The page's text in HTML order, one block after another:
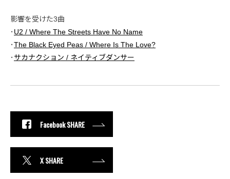
影響を受けた3曲
･ U2 / Where The Streets Have No Name
･The Black Eyed Peas / Where Is The Love?
･ サカナクション / ネイティブダンサー
Facebook SHARE
X SHARE